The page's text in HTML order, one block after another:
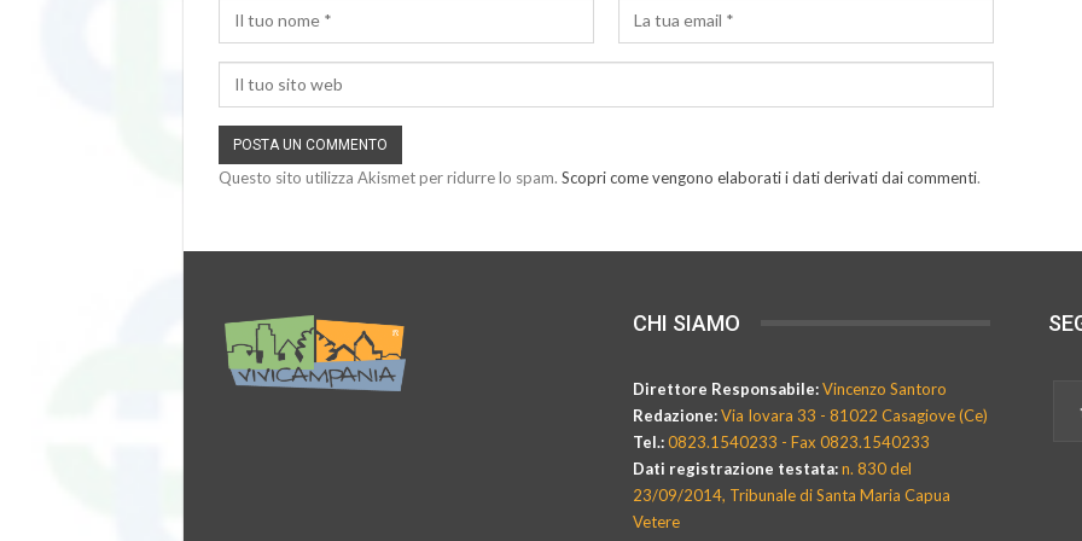
Questo sito utilizza Akismet per ridurre lo spam. Scopri come vengono elaborati i dati derivati dai commenti.
CHI SIAMO
Direttore Responsabile:Vincenzo Santoro
Redazione:Via Iovara 33 - 81022 Casagiove (Ce)
Tel.:0823.1540233 - Fax 0823.1540233
Dati registrazione testata:n. 830 del
23/09/2014, Tribunale di Santa Maria Capua
Vetere